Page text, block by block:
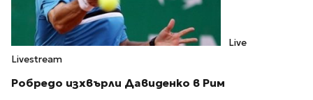
Live
Livestream
Робредо изхвърли Давиденко в Рим